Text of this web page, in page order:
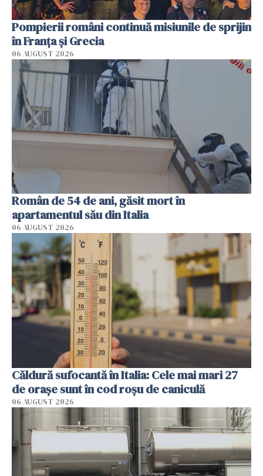
Pompierii români continuă misiunile de sprijin
în Franţa şi Grecia
06 AUGUST 2026
Român de 54 de ani, găsit mort în
apartamentul său din Italia
06 AUGUST 2026
Căldură sufocantă în Italia: Cele mai mari 27
de orașe sunt în cod roșu de caniculă
06 AUGUST 2026